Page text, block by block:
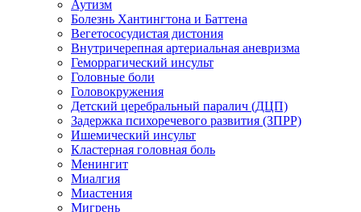
Аутизм
Болезнь Хантингтона и Баттена
Вегетососудистая дистония
Внутричерепная артериальная аневризма
Геморрагический инсульт
Головные боли
Головокружения
Детский церебральный паралич (ДЦП)
Задержка психоречевого развития (ЗПРР)
Ишемический инсульт
Кластерная головная боль
Менингит
Миалгия
Миастения
Мигрень